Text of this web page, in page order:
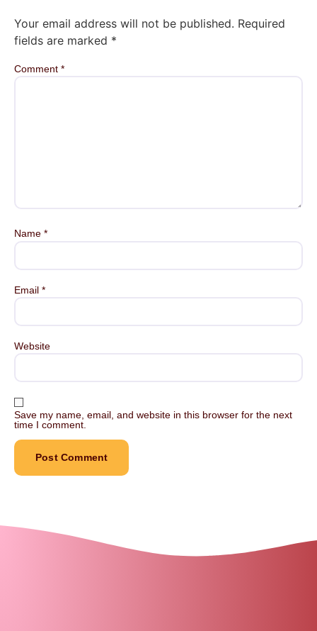
Your email address will not be published. Required
fields are marked *
Comment *
Name *
Email *
Website
Save my name, email, and website in this browser for the next
time I comment.